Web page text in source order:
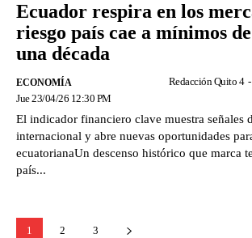
Ecuador respira en los
riesgo país cae a mínimos
una década
ECONOMÍA Redacción Quito 4 -
Jue 23/04/26 12:30 PM
El indicador financiero clave muestra señales
internacional y abre nuevas oportunidades
ecuatorianaUn descenso histórico que marca
país...
1 2 3